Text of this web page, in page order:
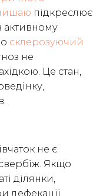
підкреслює
активному
склерозуючий
не
Це стан,
не є
Якщо
ділянки,
дефекації,